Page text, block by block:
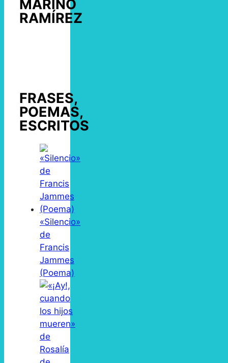
MARINO
RAMÍREZ
FRASES,
POEMAS,
ESCRITOS
«Silencio»
de
Francis
Jammes
(Poema)